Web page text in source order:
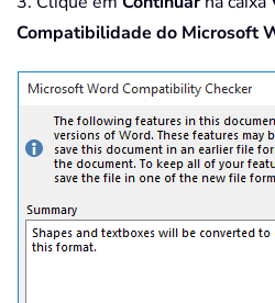
Compatibilidade do Microsoft